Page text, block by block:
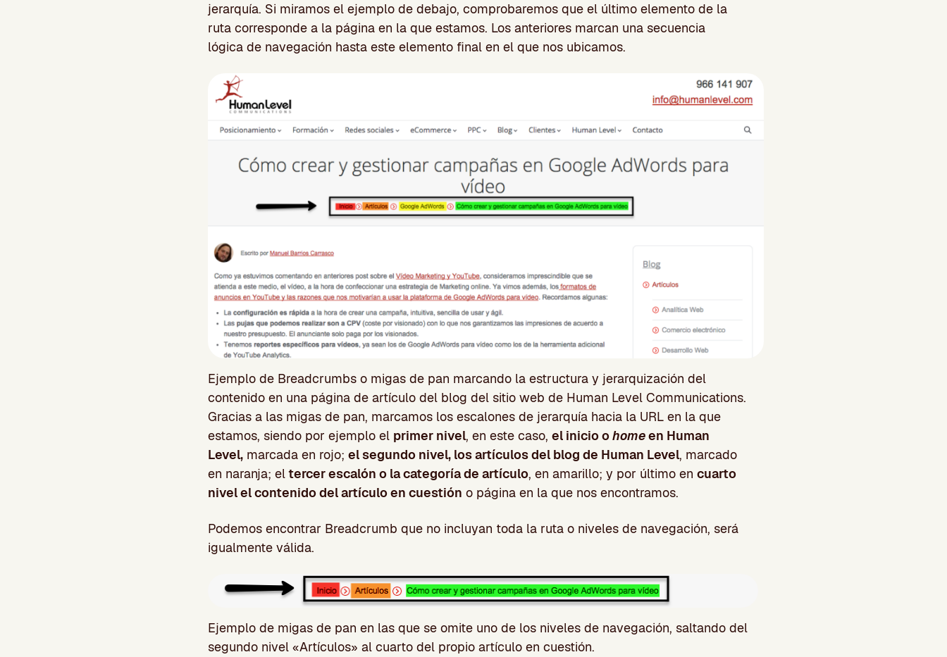
jerarquía. Si miramos el ejemplo de debajo, comprobaremos que el último elemento de la
ruta corresponde a la página en la que estamos. Los anteriores marcan una secuencia
lógica de navegación hasta este elemento final en el que nos ubicamos.
Ejemplo de Breadcrumbs o migas de pan marcando la estructura y jerarquización del
contenido en una página de artículo del blog del sitio web de Human Level Communications.
Gracias a las migas de pan, marcamos los escalones de jerarquía hacia la URL en la que
estamos, siendo por ejemplo el primer nivel, en este caso, el inicio ohomeen Human
Level, marcada en rojo; el segundo nivel, los artículos del blog de Human Level, marcado
en naranja; eltercer escalón o la categoría de artículo, en amarillo; y por último en cuarto
nivel el contenido del artículo en cuestión o página en la que nos encontramos.
Podemos encontrar Breadcrumb que no incluyan toda la ruta o niveles de navegación, será
igualmente válida.
Ejemplo de migas de pan en las que se omite uno de los niveles de navegación, saltando del
segundo nivel «Artículos» al cuarto del propio artículo en cuestión.